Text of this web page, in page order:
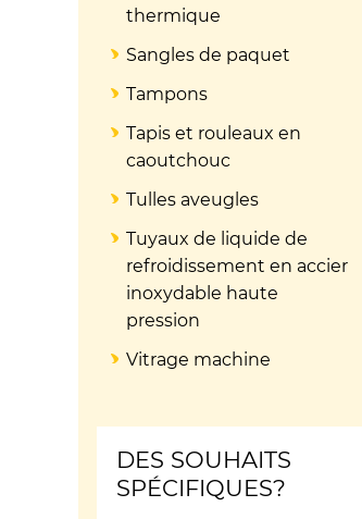
thermique
Sangles de paquet
Tampons
Tapis et rouleaux en
caoutchouc
Tulles aveugles
Tuyaux de liquide de
refroidissement en accier
inoxydable haute
pression
Vitrage machine
DES SOUHAITS
SPÉCIFIQUES?